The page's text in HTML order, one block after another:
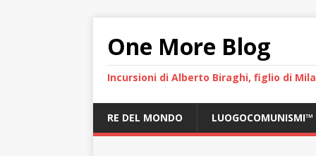
One More Blog
Incursioni di Alberto Biraghi, figlio di
RE DEL MONDO LUOGOCOMUNISMI™